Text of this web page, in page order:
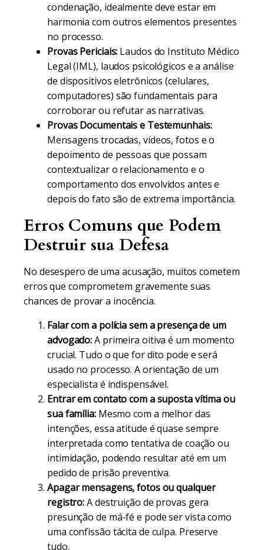
condenação, idealmente deve estar em
harmonia com outros elementos presentes
no processo.
Provas Periciais: Laudos do Instituto Médico
Legal (IML), laudos psicológicos e a análise
de dispositivos eletrônicos (celulares,
computadores) são fundamentais para
corroborar ou refutar as narrativas.
Provas Documentais e Testemunhais:
Mensagens trocadas, vídeos, fotos e o
depoimento de pessoas que possam
contextualizar o relacionamento e o
comportamento dos envolvidos antes e
depois do fato são de extrema importância.
Erros Comuns que Podem
Destruir sua Defesa
No desespero de uma acusação, muitos cometem
erros que comprometem gravemente suas
chances de provar a inocência.
Falar com a polícia sem a presença de um
advogado:A primeira oitiva é um momento
crucial. Tudo o que for dito pode e será
usado no processo. A orientação de um
especialista é indispensável.
Entrar em contato com a suposta vítima ou
sua família:Mesmo com a melhor das
intenções, essa atitude é quase sempre
interpretada como tentativa de coação ou
intimidação, podendo resultar até em um
pedido de prisão preventiva.
Apagar mensagens, fotos ou qualquer
registro:A destruição de provas gera
presunção de má-fé e pode ser vista como
uma confissão tácita de culpa. Preserve
tudo.